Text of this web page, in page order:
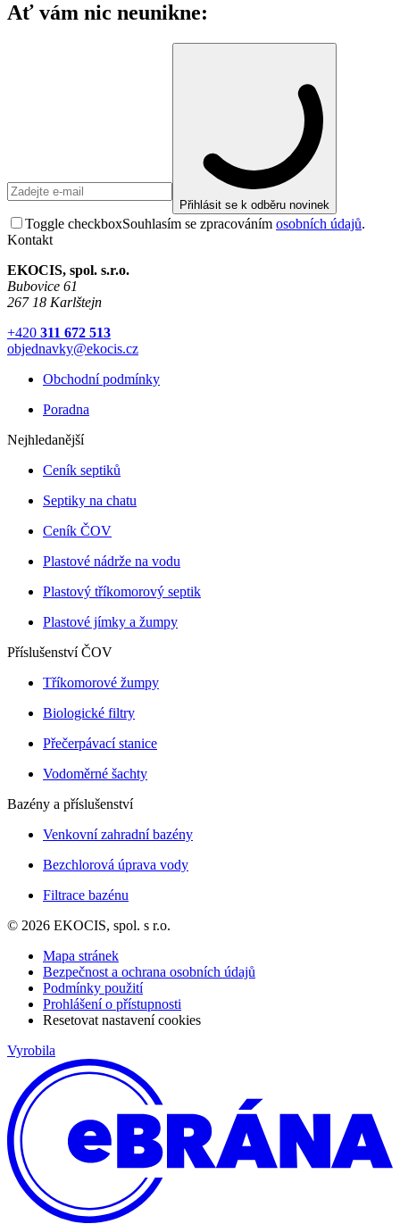
Ať vám nic neunikne:
Přihlásit se k odběru novinek
Toggle checkboxSouhlasím se zpracováním osobních údajů.
Kontakt
EKOCIS, spol. s.r.o.
Bubovice 61
267 18 Karlštejn
+420 311 672 513
objednavky@ekocis.cz
Obchodní podmínky
Poradna
Nejhledanější
Ceník septiků
Septiky na chatu
Ceník ČOV
Plastové nádrže na vodu
Plastový tříkomorový septik
Plastové jímky a žumpy
Příslušenství ČOV
Tříkomorové žumpy
Biologické filtry
Přečerpávací stanice
Vodoměrné šachty
Bazény a příslušenství
Venkovní zahradní bazény
Bezchlorová úprava vody
Filtrace bazénu
© 2026 EKOCIS, spol. s r.o.
Mapa stránek
Bezpečnost a ochrana osobních údajů
Podmínky použití
Prohlášení o přístupnosti
Resetovat nastavení cookies
Vyrobila